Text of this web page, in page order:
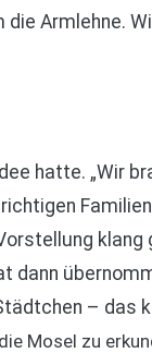
Armlehne.
hatte. „Wir
dann
– das
Mosel zu